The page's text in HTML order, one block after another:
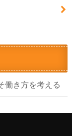
働き方を考える